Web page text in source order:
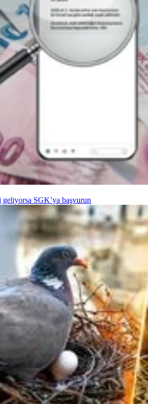
geliyorsa SGK’ya başvurun